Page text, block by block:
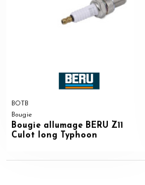
BOTB
Bougie
Bougie allumage BERU Z11
Culot long Typhoon